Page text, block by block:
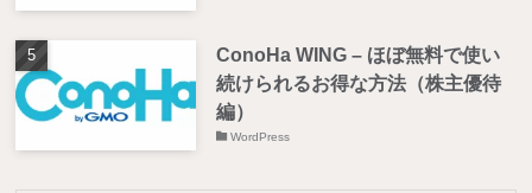
ConoHa WING – ほぼ無料で使い
続けられるお得な方法（株主優待
編）
WordPress